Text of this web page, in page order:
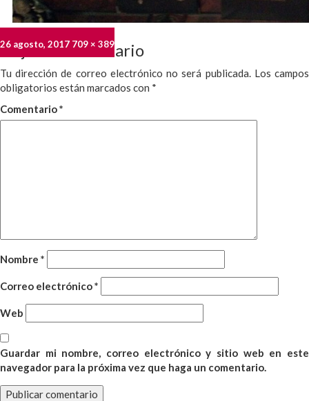
Publicado
el
26 agosto, 2017 Tamaño
completo
709 × 389
Deja un comentario
Tu dirección de correo electrónico no será publicada. Los campos
obligatorios están marcados con *
Comentario*
Nombre *
Correo electrónico*
Web
Guardar mi nombre, correo electrónico y sitio web en este
navegador para la próxima vez que haga un comentario.